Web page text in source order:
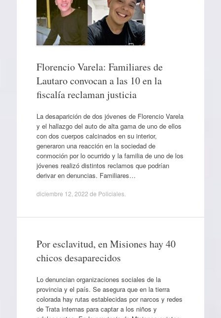
Florencio Varela: Familiares de
Lautaro convocan a las 10 en la
fiscalía reclaman justicia
La desaparición de dos jóvenes de Florencio Varela
y el hallazgo del auto de alta gama de uno de ellos
con dos cuerpos calcinados en su interior,
generaron una reacción en la sociedad de
conmoción por lo ocurrido y la familia de uno de los
jóvenes realizó distintos reclamos que podrían
derivar en denuncias. Familiares…
diciembre 12, 2022 de Policiales.
Por esclavitud, en Misiones hay 40
chicos desaparecidos
Lo denuncian organizaciones sociales de la
provincia y el país. Se asegura que en la tierra
colorada hay rutas establecidas por narcos y redes
de Trata internas para captar a los niños y